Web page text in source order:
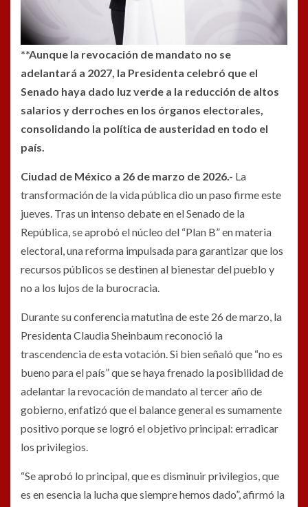
**Aunque la revocación de mandato no se
adelantará a 2027, la Presidenta celebró que el
Senado haya dado luz verde a la reducción de altos
salarios y derroches en los órganos electorales,
consolidando la política de austeridad en todo el
país.
Ciudad de México a 26 de marzo de 2026.- La
transformación de la vida pública dio un paso firme este
jueves. Tras un intenso debate en el Senado de la
República, se aprobó el núcleo del “Plan B” en materia
electoral, una reforma impulsada para garantizar que los
recursos públicos se destinen al bienestar del pueblo y
no a los lujos de la burocracia.
Durante su conferencia matutina de este 26 de marzo, la
Presidenta Claudia Sheinbaum reconoció la
trascendencia de esta votación. Si bien señaló que “no es
bueno para el país” que se haya frenado la posibilidad de
adelantar la revocación de mandato al tercer año de
gobierno, enfatizó que el balance general es sumamente
positivo porque se logró el objetivo principal: erradicar
los privilegios.
“Se aprobó lo principal, que es disminuir privilegios, que
es en esencia la lucha que siempre hemos dado”, afirmó la